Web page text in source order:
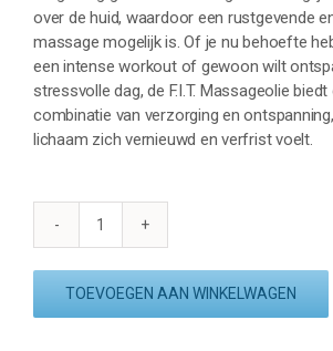
over de huid, waardoor een rustgevende
massage mogelijk is. Of je nu behoefte
een intense workout of gewoon wilt
stressvolle dag, de F.I.T. Massageolie
combinatie van verzorging en
lichaam zich vernieuwd en verfrist voelt.
F.I.T.
250ml
TOEVOEGEN AAN WINKELWAGEN